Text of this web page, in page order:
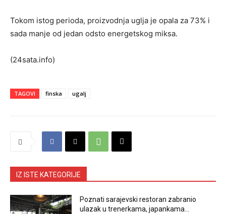
Tokom istog perioda, proizvodnja uglja je opala za 73% i
sada manje od jedan odsto energetskog miksa.
(24sata.info)
TAGOVI finska ugalj
IZ ISTE KATEGORIJE
Poznati sarajevski restoran zabranio
ulazak u trenerkama, japankama…